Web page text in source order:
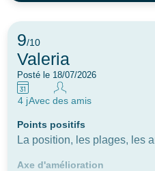
9/10
Valeria
Posté le 18/07/2026
4 jAvec des amis
Points positifs
La position, les plages, les
Axe d'amélioration